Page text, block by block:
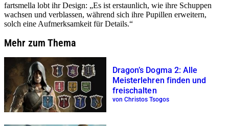
fartsmella lobt ihr Design: „Es ist erstaunlich, wie ihre Schuppen
wachsen und verblassen, während sich ihre Pupillen erweitern,
solch eine Aufmerksamkeit für Details.“
Mehr zum Thema
Dragon’s Dogma 2: Alle
Meisterlehren finden und
freischalten
von Christos Tsogos